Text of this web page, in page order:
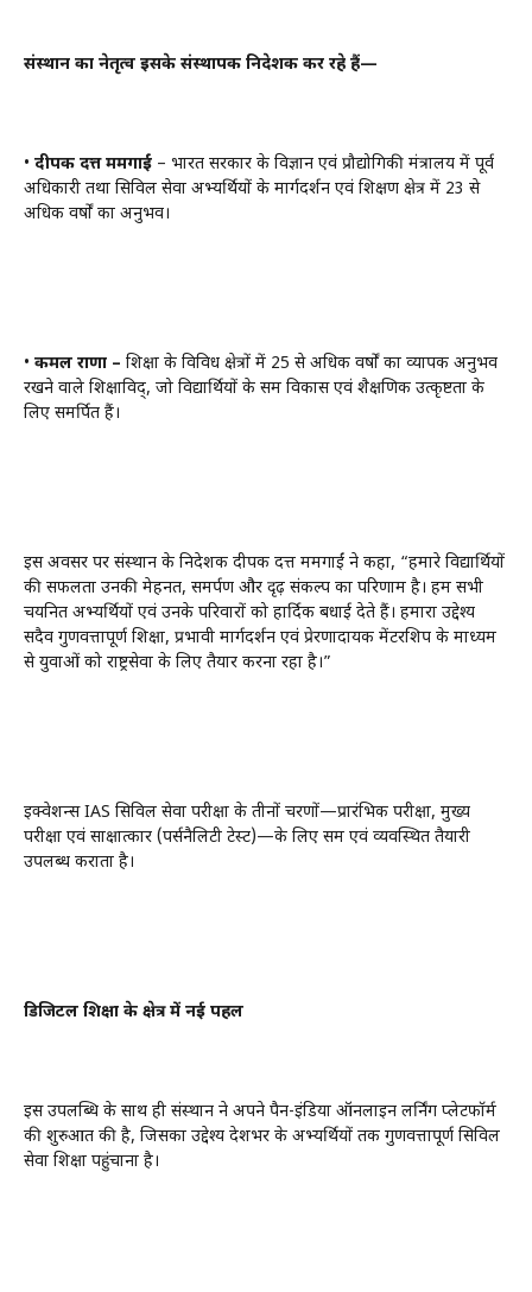
संस्थान का नेतृत्व इसके संस्थापक निदेशक कर रहे हैं—
• दीपक दत्त ममगाईं – भारत सरकार के विज्ञान एवं प्रौद्योगिकी मंत्रालय में पूर्व
अधिकारी तथा सिविल सेवा अभ्यर्थियों के मार्गदर्शन एवं शिक्षण क्षेत्र में 23 से
अधिक वर्षों का अनुभव।
• कमल राणा – शिक्षा के विविध क्षेत्रों में 25 से अधिक वर्षों का व्यापक अनुभव
रखने वाले शिक्षाविद्, जो विद्यार्थियों के समग्र विकास एवं शैक्षणिक उत्कृष्टता के
लिए समर्पित हैं।
इस अवसर पर संस्थान के निदेशक दीपक दत्त ममगाईं ने कहा, “हमारे विद्यार्थियों
की सफलता उनकी मेहनत, समर्पण और दृढ़ संकल्प का परिणाम है। हम सभी
चयनित अभ्यर्थियों एवं उनके परिवारों को हार्दिक बधाई देते हैं। हमारा उद्देश्य
सदैव गुणवत्तापूर्ण शिक्षा, प्रभावी मार्गदर्शन एवं प्रेरणादायक मेंटरशिप के माध्यम
से युवाओं को राष्ट्रसेवा के लिए तैयार करना रहा है।”
इक्वेशन्स IAS सिविल सेवा परीक्षा के तीनों चरणों—प्रारंभिक परीक्षा, मुख्य
परीक्षा एवं साक्षात्कार (पर्सनैलिटी टेस्ट)—के लिए समग्र एवं व्यवस्थित तैयारी
उपलब्ध कराता है।
डिजिटल शिक्षा के क्षेत्र में नई पहल
इस उपलब्धि के साथ ही संस्थान ने अपने पैन-इंडिया ऑनलाइन लर्निंग प्लेटफॉर्म
की शुरुआत की है, जिसका उद्देश्य देशभर के अभ्यर्थियों तक गुणवत्तापूर्ण सिविल
सेवा शिक्षा पहुंचाना है।